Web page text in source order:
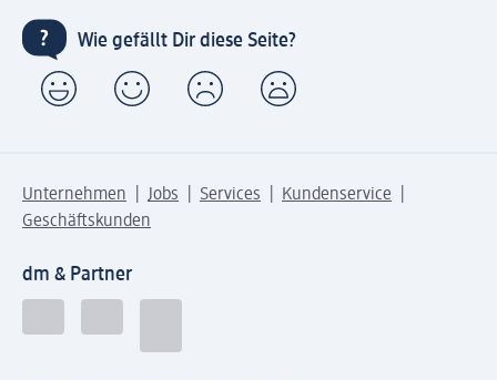
Wie gefällt Dir diese Seite?
Unternehmen Jobs Services
Kundenservice
Geschäftskunden
dm & Partner